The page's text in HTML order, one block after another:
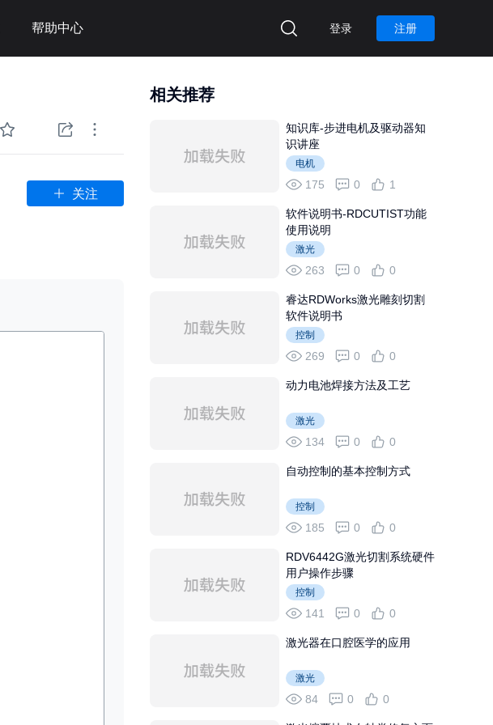
帮助中心 登录 注册
关注
相关推荐
知识库-步进电机及驱动器知
识讲座
电机
175 0 1
软件说明书-RDCUTIST功能
使用说明
激光
263 0 0
睿达RDWorks激光雕刻切割
软件说明书
控制
269 0 0
动力电池焊接方法及工艺
激光
134 0 0
自动控制的基本控制方式
控制
185 0 0
RDV6442G激光切割系统硬件
用户操作步骤
控制
141 0 0
激光器在口腔医学的应用
激光
84 0 0